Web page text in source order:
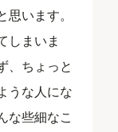
います。
しまいま
、ちょっと
うな人にな
な些細なこ